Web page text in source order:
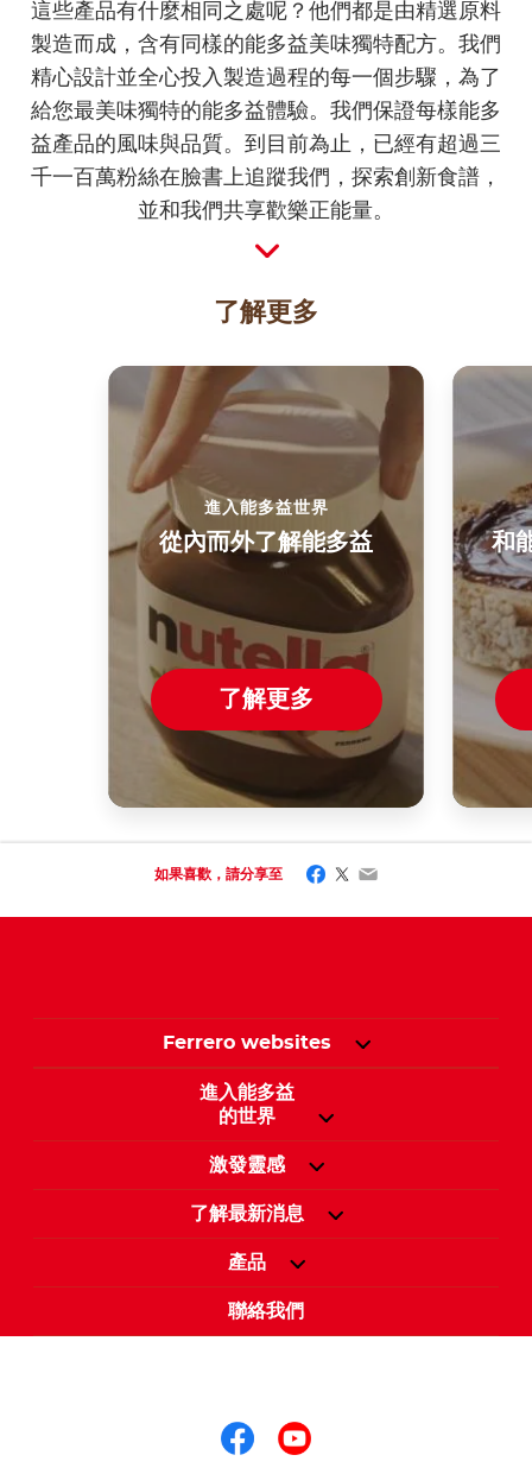
這些產品有什麼相同之處呢？他們都是由精選原料
製造而成，含有同樣的能多益美味獨特配方。我們
精心設計並全心投入製造過程的每一個步驟，為了
給您最美味獨特的能多益體驗。我們保證每樣能多
益產品的風味與品質。到目前為止，已經有超過三
千一百萬粉絲在臉書上追蹤我們，探索創新食譜，
並和我們共享歡樂正能量。
了解更多
進入能多益世界
從內而外了解能多益
了解更多
和
如果喜歡，請分享至 Facebook
Twitter
Email
Ferrero websites
進入能多益
的世界
激發靈感
了解最新消息
產品
聯絡我們